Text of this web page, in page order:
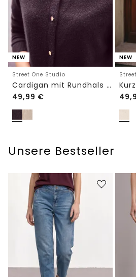
NEW
Street One Studio
Cardigan mit Rundhals und Knöpfen
49,99 €
NEW
Unsere Bestseller